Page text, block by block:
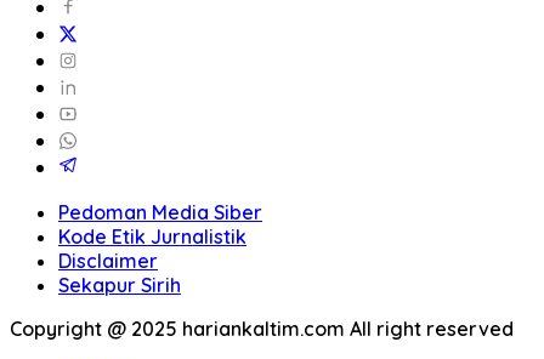
Pedoman Media Siber
Kode Etik Jurnalistik
Disclaimer
Sekapur Sirih
Copyright @ 2025 hariankaltim.com All right reserved